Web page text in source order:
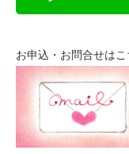
お申込・お問合せはこ